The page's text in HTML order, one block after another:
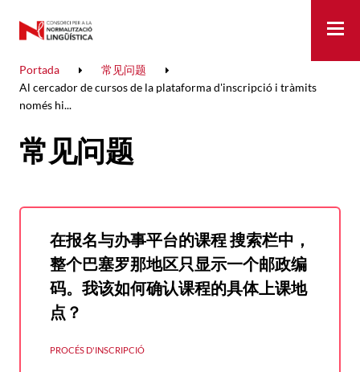
Portada
常见问题
Al cercador de cursos de la plataforma d'inscripció i tràmits
només hi...
常见问题
在报名与办事平台的课程 搜索栏中，
整个巴塞罗那地区只显示一个邮政编
码。我该如何确认课程的具体上课地
点？
PROCÉS D'INSCRIPCIÓ